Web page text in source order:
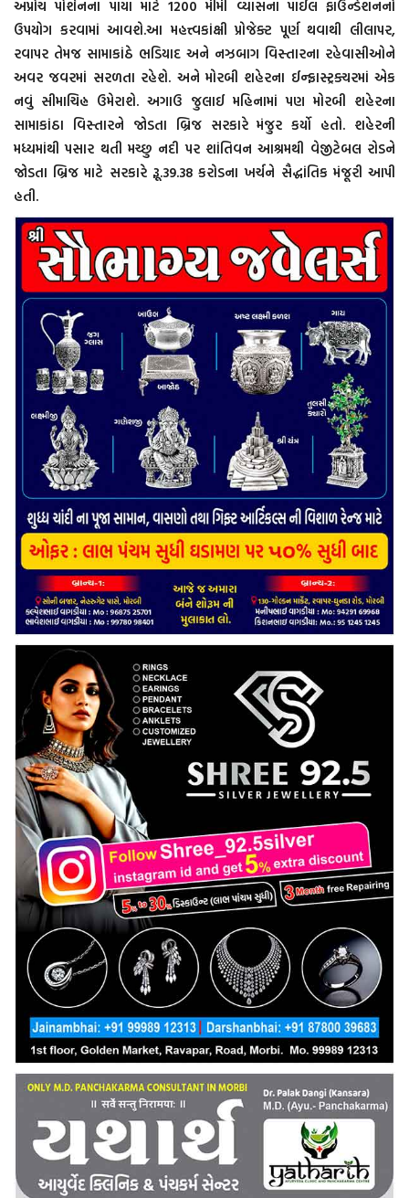
અપ્રોચ પોર્શનના પાયા માટે 1200 મીમી વ્યાસના પાઈલ ફાઉન્ડેશનનો
ઉપયોગ કરવામાં આવશે.આ મહત્ત્વકાંક્ષી પ્રોજેક્ટ પૂર્ણ થવાથી લીલાપર,
રવાપર તેમજ સામાકાંઠે ભડિયાદ અને નઝબાગ વિસ્તારના રહેવાસીઓને
અવર જવરમાં સરળતા રહેશે. અને મોરબી શહેરના ઈન્ફ્રાસ્ટ્રક્ચરમાં એક
નવું સીમાચિહ્ન ઉમેરાશે. અગાઉ જુલાઈ મહિનામાં પણ મોરબી શહેરના
સામાકાંઠા વિસ્તારને જોડતા બ્રિજ સરકારે મંજુર કર્યો હતો. શહેરની
મધ્યમાંથી પસાર થતી મચ્છુ નદી પર શાંતિવન આશ્રમથી વેજીટેબલ રોડને
જોડતા બ્રિજ માટે સરકારે રૂૂ.39.38 કરોડના ખર્ચને સૈદ્ધાંતિક મંજૂરી આપી
હતી.